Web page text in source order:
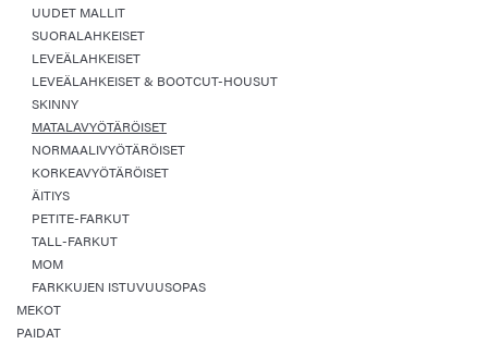
UUDET MALLIT
SUORALAHKEISET
LEVEÄLAHKEISET
LEVEÄLAHKEISET & BOOTCUT-HOUSUT
SKINNY
MATALAVYÖTÄRÖISET
NORMAALIVYÖTÄRÖISET
KORKEAVYÖTÄRÖISET
ÄITIYS
PETITE-FARKUT
TALL-FARKUT
MOM
FARKKUJEN ISTUVUUSOPAS
MEKOT
PAIDAT